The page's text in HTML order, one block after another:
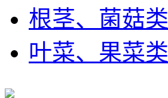
根茎、菌菇类
叶菜、果菜类